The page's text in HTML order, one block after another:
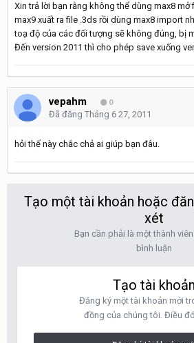
Xin trả lời bạn rằng không thể dùng max8 mở
max9 xuất ra file .3ds rồi dùng max8 import
toạ độ của các đối tượng sẽ không đúng, bị
Đến version 2011 thì cho phép save xuống
vepahm 0
Đã đăng Tháng 6 27, 2011
hỏi thế này chắc chả ai giúp bạn đâu.
Tạo một tài khoản hoặc
xét
Bạn cần phải là một thành
bình luận
Tạo tài khoản
Đăng ký một tài khoản mới
đồng của chúng tôi. Điều